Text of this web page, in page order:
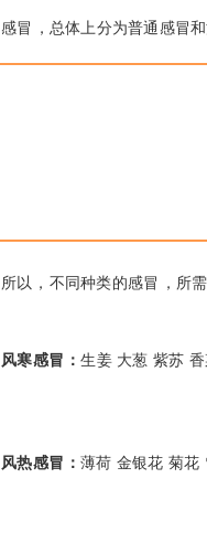
感冒，总体上分为普通感冒和
所以，不同种类的感冒
风寒感冒：生姜 大葱 紫苏
风热感冒： 薄荷 金银花 菊花